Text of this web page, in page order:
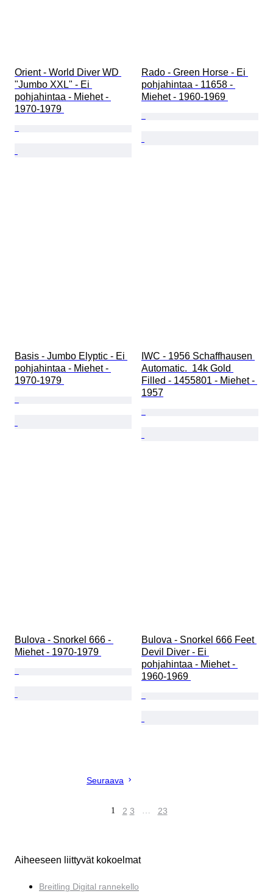
Orient - World Diver WD
"Jumbo XXL" - Ei
pohjahintaa - Miehet -
1970-1979
Rado - Green Horse - Ei
pohjahintaa - 11658 -
Miehet - 1960-1969
Basis - Jumbo Elyptic - Ei
pohjahintaa - Miehet -
1970-1979
IWC - 1956 Schaffhausen
Automatic.  14k Gold
Filled - 1455801 - Miehet -
1957
Bulova - Snorkel 666 -
Miehet - 1970-1979
Bulova - Snorkel 666 Feet
Devil Diver - Ei
pohjahintaa - Miehet -
1960-1969
Seuraava
1 2 3 … 23
Aiheeseen liittyvät kokoelmat
Breitling Digital rannekello